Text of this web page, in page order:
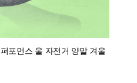
포먼스 울 자전거 양말 겨울